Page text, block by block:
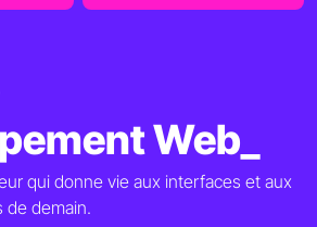
Web_
qui donne vie aux interfaces et aux
de demain.